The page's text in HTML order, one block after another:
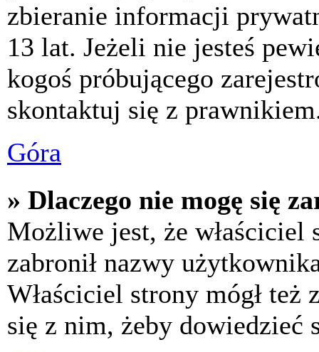
zbieranie informacji
13 lat. Jeżeli nie jesteś
kogoś próbującego
skontaktuj się z
Góra
» Dlaczego nie mogę się
Możliwe jest, że właściciel
zabronił nazwy
Właściciel strony mógł
się z nim, żeby dowiedzieć